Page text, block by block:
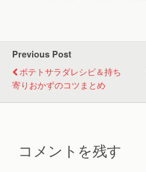
Previous Post
ポテトサラダレシピ＆持ち
寄りおかずのコツまとめ
コメントを残す